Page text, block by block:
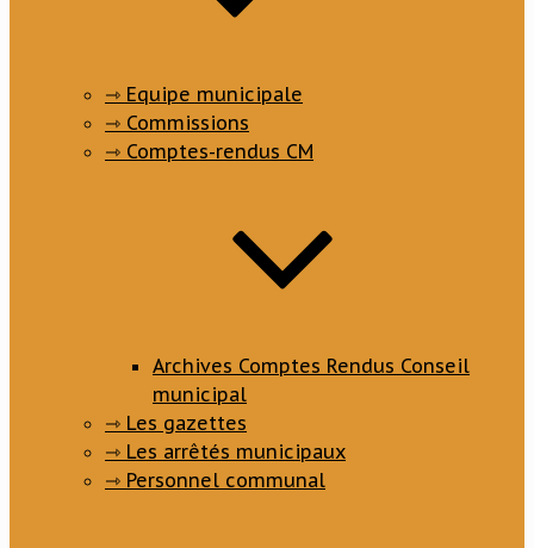
⇾ Equipe municipale
⇾ Commissions
⇾ Comptes-rendus CM
Archives Comptes Rendus Conseil
municipal
⇾ Les gazettes
⇾ Les arrêtés municipaux
⇾ Personnel communal